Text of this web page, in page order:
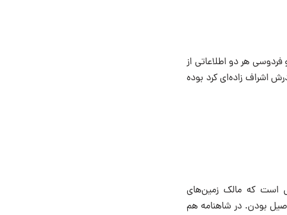
هر دو اطلاعاتی از
اشراف زاده‌ای کرد بوده
است که مالک زمین‌های
بودن. در شاهنامه هم